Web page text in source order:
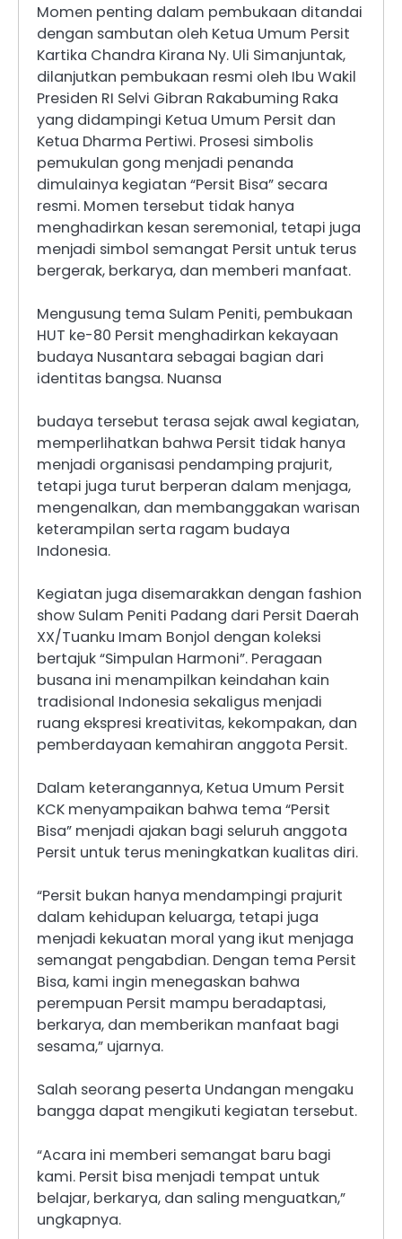
Momen penting dalam pembukaan ditandai
dengan sambutan oleh Ketua Umum Persit
Kartika Chandra Kirana Ny. Uli Simanjuntak,
dilanjutkan pembukaan resmi oleh Ibu Wakil
Presiden RI Selvi Gibran Rakabuming Raka
yang didampingi Ketua Umum Persit dan
Ketua Dharma Pertiwi. Prosesi simbolis
pemukulan gong menjadi penanda
dimulainya kegiatan “Persit Bisa” secara
resmi. Momen tersebut tidak hanya
menghadirkan kesan seremonial, tetapi juga
menjadi simbol semangat Persit untuk terus
bergerak, berkarya, dan memberi manfaat.
Mengusung tema Sulam Peniti, pembukaan
HUT ke-80 Persit menghadirkan kekayaan
budaya Nusantara sebagai bagian dari
identitas bangsa. Nuansa
budaya tersebut terasa sejak awal kegiatan,
memperlihatkan bahwa Persit tidak hanya
menjadi organisasi pendamping prajurit,
tetapi juga turut berperan dalam menjaga,
mengenalkan, dan membanggakan warisan
keterampilan serta ragam budaya
Indonesia.
Kegiatan juga disemarakkan dengan fashion
show Sulam Peniti Padang dari Persit Daerah
XX/Tuanku Imam Bonjol dengan koleksi
bertajuk “Simpulan Harmoni”. Peragaan
busana ini menampilkan keindahan kain
tradisional Indonesia sekaligus menjadi
ruang ekspresi kreativitas, kekompakan, dan
pemberdayaan kemahiran anggota Persit.
Dalam keterangannya, Ketua Umum Persit
KCK menyampaikan bahwa tema “Persit
Bisa” menjadi ajakan bagi seluruh anggota
Persit untuk terus meningkatkan kualitas diri.
“Persit bukan hanya mendampingi prajurit
dalam kehidupan keluarga, tetapi juga
menjadi kekuatan moral yang ikut menjaga
semangat pengabdian. Dengan tema Persit
Bisa, kami ingin menegaskan bahwa
perempuan Persit mampu beradaptasi,
berkarya, dan memberikan manfaat bagi
sesama,” ujarnya.
Salah seorang peserta Undangan mengaku
bangga dapat mengikuti kegiatan tersebut.
“Acara ini memberi semangat baru bagi
kami. Persit bisa menjadi tempat untuk
belajar, berkarya, dan saling menguatkan,”
ungkapnya.